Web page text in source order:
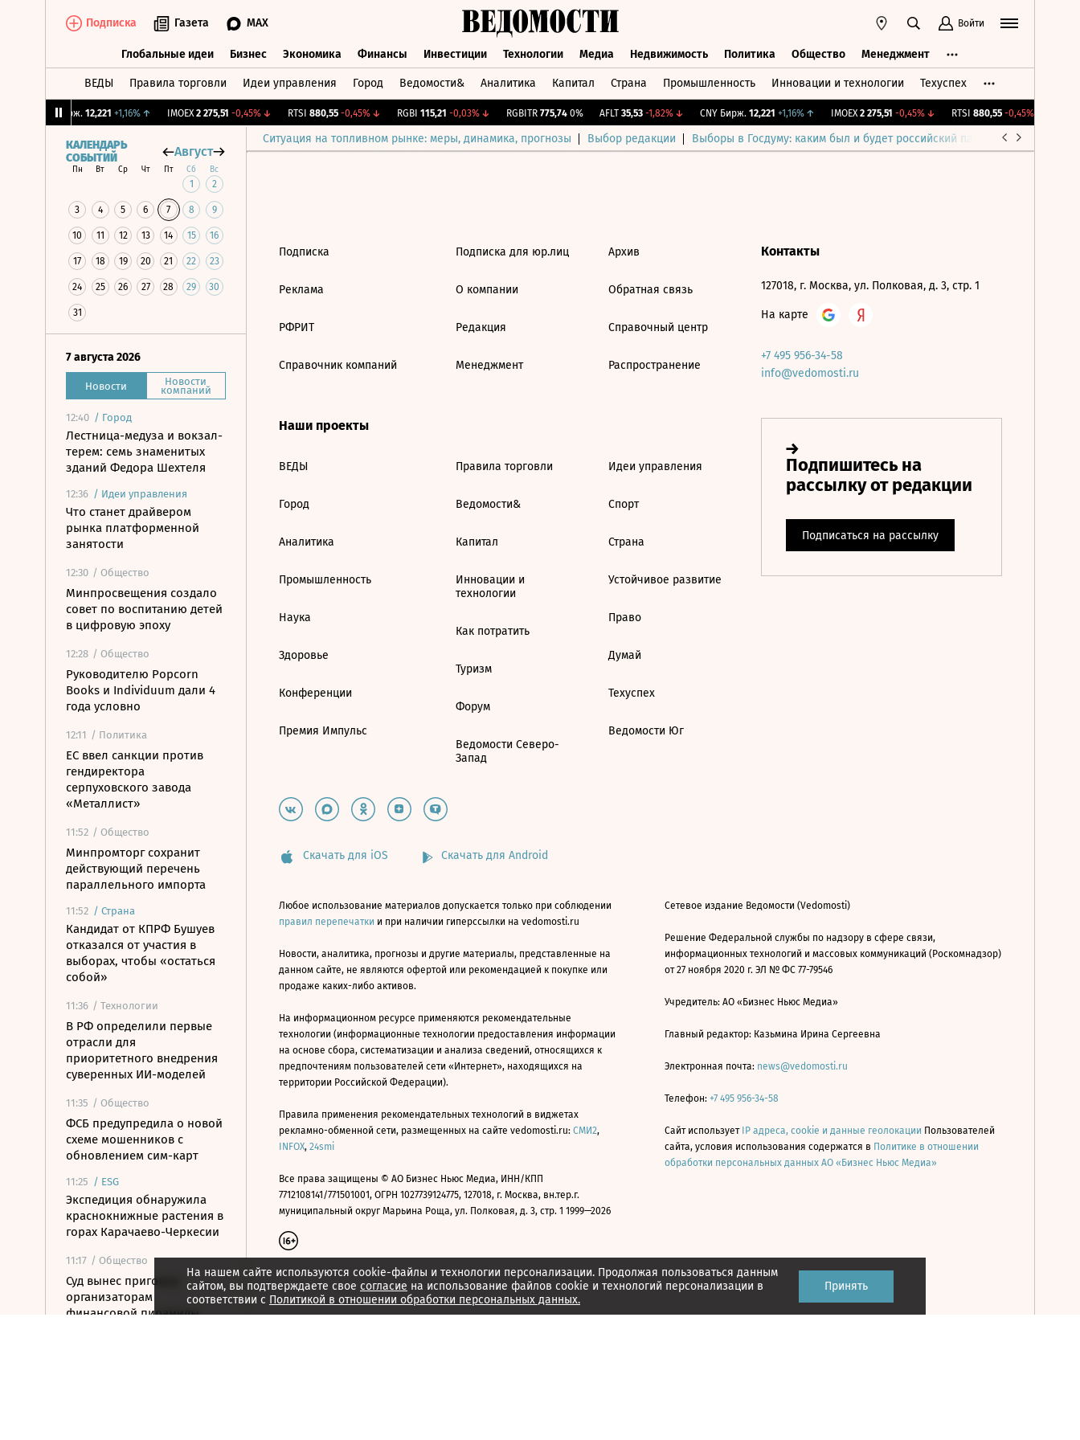
Подписка Газета MAX Войти
Глобальные идеи Бизнес Экономика Финансы Инвестиции Технологии Медиа Недвижимость Политика Общество Менеджмент
ВЕДЫ Правила торговли Идеи управления Город Ведомости& Аналитика Капитал Страна Промышленность Инновации и технологии Техуспех
CNY Бирж. 12,221 +1,16%↑ IMOEX 2 275,51 -0,45%↓ RTSI 880,55 -0,45%↓ RGBI 115,21 -0,03%↓ RGBITR 775,74 0% AFLT 35,53 -1,82%↓ CNY Бирж. 12,221 +1,16%↑ IMOEX 2 275,51 -0,45%↓ RTSI 880,55 -0,45%↓
Ситуация на топливном рынке: меры, динамика, прогнозы Выбор редакции Выборы в Госдуму: каким был и будет российский парламент
КАЛЕНДАРЬ
СОБЫТИЙ
Август
Пн Вт Ср Чт Пт Сб Вс
1 2
3 4 5 6 7 8 9
10 11 12 13 14 15 16
17 18 19 20 21 22 23
24 25 26 27 28 29 30
31
7 августа 2026
Новости Новости
компаний
12:40 / Город
Лестница-медуза и вокзал-
терем: семь знаменитых
зданий Федора Шехтеля
12:36 / Идеи управления
Что станет драйвером
рынка платформенной
занятости
12:30 / Общество
Минпросвещения создало
совет по воспитанию детей
в цифровую эпоху
12:28 / Общество
Руководителю Popcorn
Books и Individuum дали 4
года условно
12:11 / Политика
ЕС ввел санкции против
гендиректора
серпуховского завода
«Металлист»
11:52 / Общество
Минпромторг сохранит
действующий перечень
параллельного импорта
11:52 / Страна
Кандидат от КПРФ Бушуев
отказался от участия в
выборах, чтобы «остаться
собой»
11:36 / Технологии
В РФ определили первые
отрасли для
приоритетного внедрения
суверенных ИИ-моделей
11:35 / Общество
ФСБ предупредила о новой
схеме мошенников с
обновлением сим-карт
11:25 / ESG
Экспедиция обнаружила
краснокнижные растения в
горах Карачаево-Черкесии
11:17 / Общество
Суд вынес приговор
организаторам
финансовой пирамиды
На нашем сайте используются cookie-файлы и технологии персонализации. Продолжая пользоваться данным
сайтом, вы подтверждаете свое согласие на использование файлов cookie и технологий персонализации в
соответствии с Политикой в отношении обработки персональных данных.
Принять
Подписка
Реклама
РФРИТ
Справочник компаний
Подписка для юр.лиц
О компании
Редакция
Менеджмент
Архив
Обратная связь
Справочный центр
Распространение
Наши проекты
ВЕДЫ
Город
Аналитика
Промышленность
Наука
Здоровье
Конференции
Премия Импульс
Правила торговли
Ведомости&
Капитал
Инновации и
технологии
Как потратить
Туризм
Форум
Ведомости Северо-
Запад
Идеи управления
Спорт
Страна
Устойчивое развитие
Право
Думай
Техуспех
Ведомости Юг
Контакты
127018, г. Москва, ул. Полковая, д. 3, стр. 1
На карте
+7 495 956-34-58
info@vedomosti.ru
Скачать для iOS Скачать для Android
Любое использование материалов допускается только при соблюдении
правил перепечатки и при наличии гиперссылки на vedomosti.ru
Новости, аналитика, прогнозы и другие материалы, представленные на
данном сайте, не являются офертой или рекомендацией к покупке или
продаже каких-либо активов.
На информационном ресурсе применяются рекомендательные
технологии (информационные технологии предоставления информации
на основе сбора, систематизации и анализа сведений, относящихся к
предпочтениям пользователей сети «Интернет», находящихся на
территории Российской Федерации).
Правила применения рекомендательных технологий в виджетах
рекламно-обменной сети, размещенных на сайте vedomosti.ru: СМИ2,
INFOX, 24smi
Все права защищены © АО Бизнес Ньюс Медиа, ИНН/КПП
7712108141/771501001, ОГРН 1027739124775, 127018, г. Москва, вн.тер.г.
муниципальный округ Марьина Роща, ул. Полковая, д. 3, стр. 1 1999—2026
Сетевое издание Ведомости (Vedomosti)
Решение Федеральной службы по надзору в сфере связи,
информационных технологий и массовых коммуникаций (Роскомнадзор)
от 27 ноября 2020 г. ЭЛ № ФС 77-79546
Учредитель: АО «Бизнес Ньюс Медиа»
Главный редактор: Казьмина Ирина Сергеевна
Электронная почта: news@vedomosti.ru
Телефон: +7 495 956-34-58
Сайт использует IP адреса, cookie и данные геолокации Пользователей
сайта, условия использования содержатся в Политике в отношении
обработки персональных данных АО «Бизнес Ньюс Медиа»